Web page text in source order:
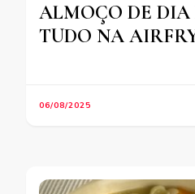
ALMOÇO DE DIA
TUDO NA
06/08/2025